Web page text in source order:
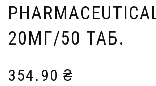
20МГ/50 ТАБ.
354.90 ₴